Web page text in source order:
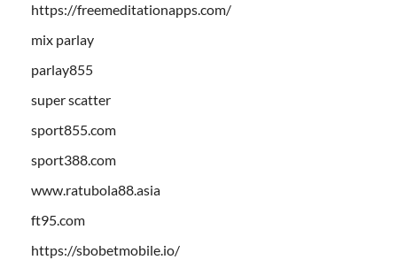
https://freemeditationapps.com/
mix parlay
parlay855
super scatter
sport855.com
sport388.com
www.ratubola88.asia
ft95.com
https://sbobetmobile.io/